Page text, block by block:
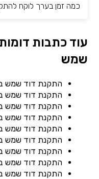
כמה זמן בערך לוקח
עוד כתבות
שמש
התקנת דוד שמש
התקנת דוד שמש
התקנת דוד שמש
התקנת דוד שמש
התקנת דוד שמש
התקנת דוד שמש
התקנת דוד שמש
התקנת דוד שמש
התקנת דוד שמש